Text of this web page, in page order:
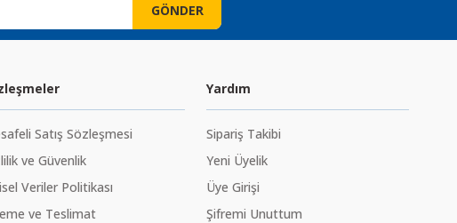
GÖNDER
Satış Sözleşmesi
ve Güvenlik
Veriler Politikası
ve Teslimat
Yardım
Sipariş Takibi
Yeni Üyelik
Üye Girişi
Şifremi Unuttum